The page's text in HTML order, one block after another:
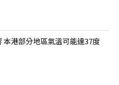
本港部分地區氣溫可能達37度